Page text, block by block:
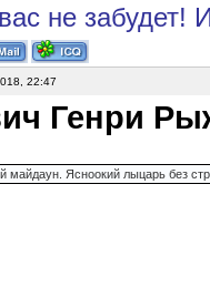
не забудет!
22:47
Генри
майдаун. Ясноокий лыцарь без